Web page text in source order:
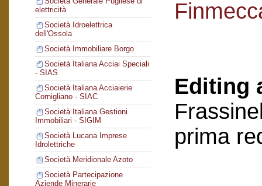
elettricità
Società Idroelettrica
dell'Ossola
Società Immobiliare Borgo
Società Italiana Acciai Speciali
- SIAS
Società Italiana Acciaierie
Cornigliano - SIAC
Società Italiana Gestioni
Immobiliari - SIGIM
Società Lucana Imprese
Idrolettriche
Società Meridionale Azoto
Società Partecipazione
Aziende Minerarie
Editing
prima